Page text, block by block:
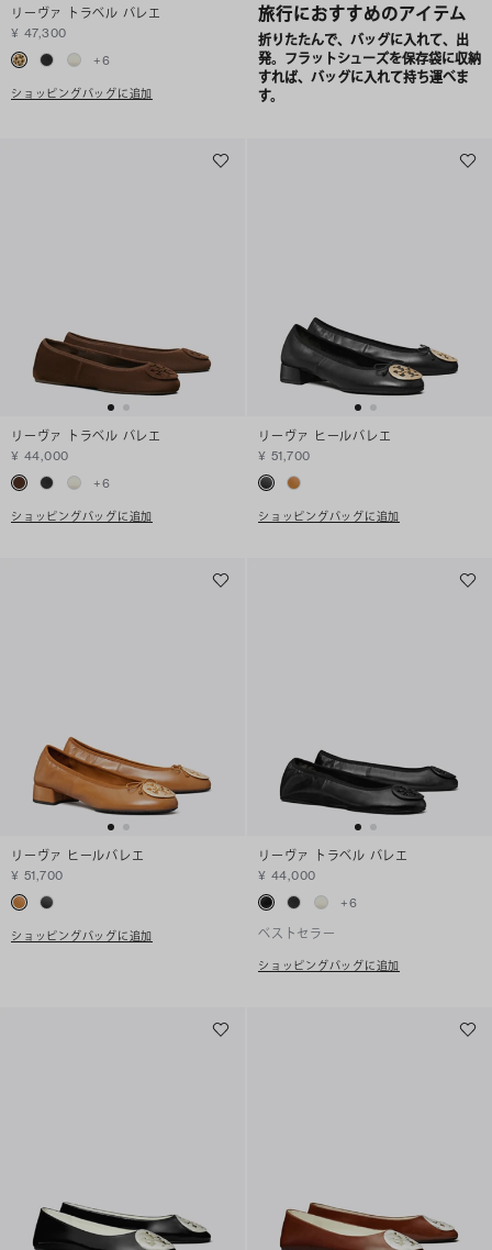
リーヴァ トラベル バレエ
¥ 47,300
+6
ショッピングバッグに追加
旅行におすすめのアイテム
折りたたんで、バッグに入れて、出
発。フラットシューズを保存袋に収納
すれば、バッグに入れて持ち運べま
す。
リーヴァ トラベル バレエ
¥ 44,000
+6
ショッピングバッグに追加
リーヴァ ヒールバレエ
¥ 51,700
ショッピングバッグに追加
リーヴァ ヒールバレエ
¥ 51,700
ショッピングバッグに追加
リーヴァ トラベル バレエ
¥ 44,000
+6
ベストセラー
ショッピングバッグに追加